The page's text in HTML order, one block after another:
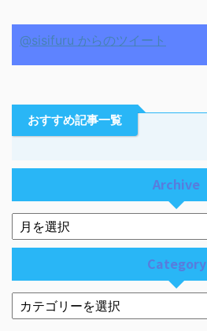
@sisifuru からのツイート
おすすめ記事一覧
Archive
Category